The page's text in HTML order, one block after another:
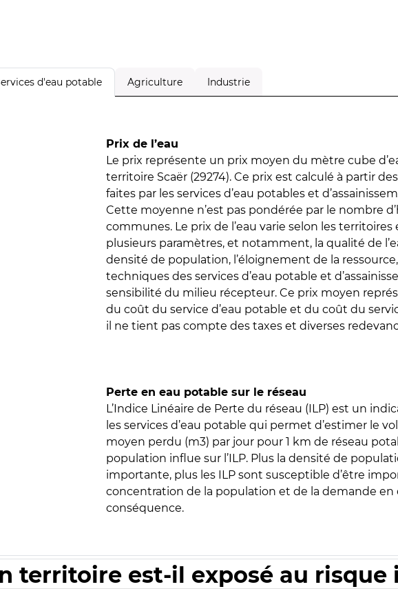
d'eau potable Agriculture Industrie
Prix de l’eau
Le prix représente un prix moyen du mètre cube
territoire Scaër (29274). Ce prix est calculé à partir
faites par les services d’eau potables et
Cette moyenne n’est pas pondérée par le nombre
communes. Le prix de l’eau varie selon les
plusieurs paramètres, et notamment, la qualité de
densité de population, l’éloignement de la
techniques des services d’eau potable et
sensibilité du milieu récepteur. Ce prix moyen
du coût du service d’eau potable et du coût du
il ne tient pas compte des taxes et diverses
Perte en eau potable sur le réseau
L’Indice Linéaire de Perte du réseau (ILP) est un
les services d’eau potable qui permet d’estimer le
moyen perdu (m3) par jour pour 1 km de réseau
population influe sur l’ILP. Plus la densité de
importante, plus les ILP sont susceptible d’être
concentration de la population et de la demande en
conséquence.
territoire est-il exposé au risque